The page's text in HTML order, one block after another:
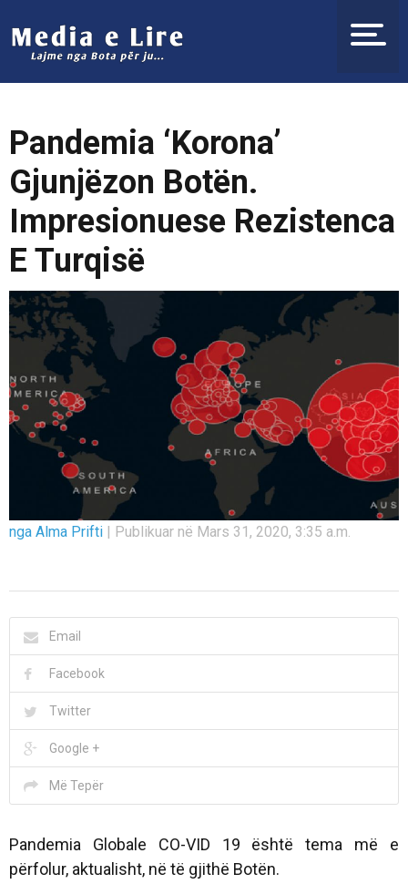
Pandemia ‘Korona’
Gjunjëzon Botën.
Impresionuese Rezistenca
E Turqisë
nga Alma Prifti | Publikuar në Mars 31, 2020, 3:35 a.m.
Email
Facebook
Twitter
Google +
Më Tepër
Pandemia Globale CO-VID 19 është tema më e
përfolur, aktualisht, në të gjithë Botën.